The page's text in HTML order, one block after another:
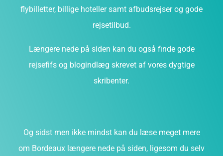
flybilletter, billige hoteller samt afbudsrejser og gode
rejsetilbud.
Længere nede på siden kan du også finde gode
rejsefifs og blogindlæg skrevet af vores dygtige
skribenter.
Og sidst men ikke mindst kan du læse meget mere
om Bordeaux længere nede på siden, ligesom du selv